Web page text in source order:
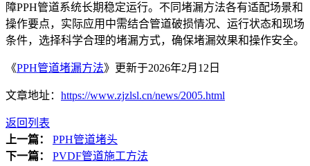
障PPH管道系统长期稳定运行。不同堵漏方法各有适配场景和
操作要点，实际应用中需结合管道破损情况、运行状态和现场
条件，选择科学合理的堵漏方式，确保堵漏效果和操作安全。
《PPH管道堵漏方法》更新于2026年2月12日
文章地址： https://www.zjzlsl.cn/news/2005.html
返回列表
上一篇：
PPH管道堵头
下一篇：
PVDF管道施工方法